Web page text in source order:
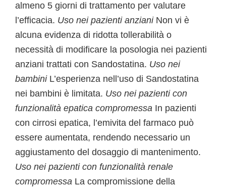
almeno 5 giorni di trattamento per valutare
l’efficacia. Uso nei pazienti anziani Non vi è
alcuna evidenza di ridotta tollerabilità o
necessità di modificare la posologia nei pazienti
anziani trattati con Sandostatina. Uso nei
bambini L’esperienza nell’uso di Sandostatina
nei bambini è limitata. Uso nei pazienti con
funzionalità epatica compromessa In pazienti
con cirrosi epatica, l’emivita del farmaco può
essere aumentata, rendendo necessario un
aggiustamento del dosaggio di mantenimento.
Uso nei pazienti con funzionalità renale
compromessa La compromissione della